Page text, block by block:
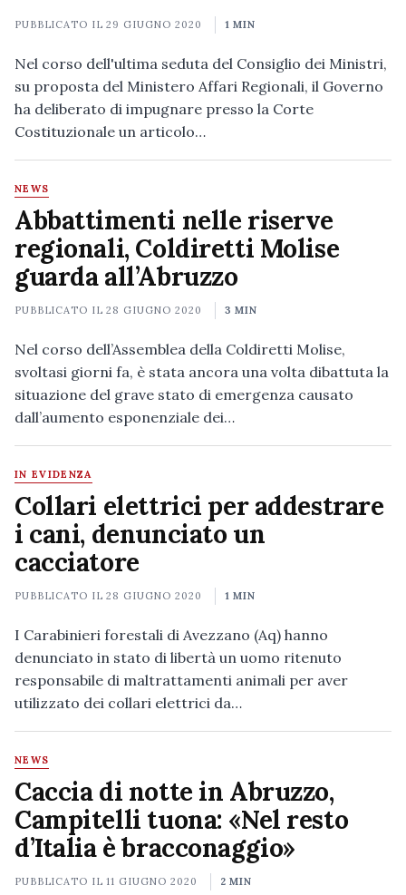
PUBBLICATO IL29 GIUGNO 2020 1 MIN
Nel corso dell'ultima seduta del Consiglio dei Ministri,
su proposta del Ministero Affari Regionali, il Governo
ha deliberato di impugnare presso la Corte
Costituzionale un articolo…
NEWS
Abbattimenti nelle riserve
regionali, Coldiretti Molise
guarda all’Abruzzo
PUBBLICATO IL28 GIUGNO 2020 3 MIN
Nel corso dell’Assemblea della Coldiretti Molise,
svoltasi giorni fa, è stata ancora una volta dibattuta la
situazione del grave stato di emergenza causato
dall’aumento esponenziale dei…
IN EVIDENZA
Collari elettrici per addestrare
i cani, denunciato un
cacciatore
PUBBLICATO IL28 GIUGNO 2020 1 MIN
I Carabinieri forestali di Avezzano (Aq) hanno
denunciato in stato di libertà un uomo ritenuto
responsabile di maltrattamenti animali per aver
utilizzato dei collari elettrici da…
NEWS
Caccia di notte in Abruzzo,
Campitelli tuona: «Nel resto
d’Italia è bracconaggio»
PUBBLICATO IL11 GIUGNO 2020 2 MIN